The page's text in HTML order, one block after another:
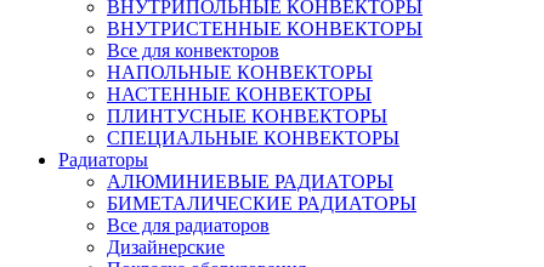
ВНУТРИПОЛЬНЫЕ КОНВЕКТОРЫ
ВНУТРИСТЕННЫЕ КОНВЕКТОРЫ
Все для конвекторов
НАПОЛЬНЫЕ КОНВЕКТОРЫ
НАСТЕННЫЕ КОНВЕКТОРЫ
ПЛИНТУСНЫЕ КОНВЕКТОРЫ
СПЕЦИАЛЬНЫЕ КОНВЕКТОРЫ
Радиаторы
АЛЮМИНИЕВЫЕ РАДИАТОРЫ
БИМЕТАЛИЧЕСКИЕ РАДИАТОРЫ
Все для радиаторов
Дизайнерские